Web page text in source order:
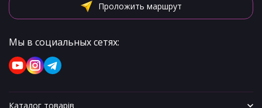
Проложить маршрут
Мы в социальных сетях:
Каталог товарів